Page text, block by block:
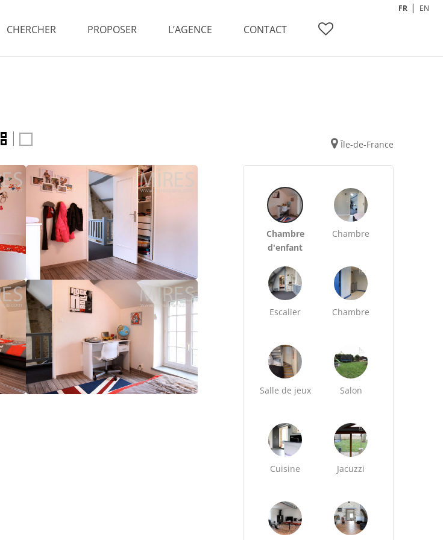
CHERCHER PROPOSER L’AGENCE CONTACT
FR EN
Île-de-France
Chambre
d'enfant
Chambre
Escalier Chambre
Salle de jeux Salon
Cuisine Jacuzzi